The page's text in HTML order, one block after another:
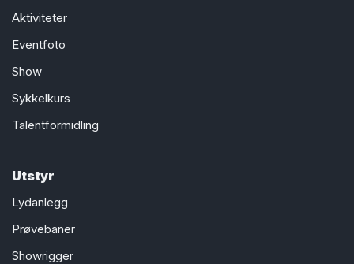
Aktiviteter
Eventfoto
Show
Sykkelkurs
Talentformidling
Utstyr
Lydanlegg
Prøvebaner
Showrigger